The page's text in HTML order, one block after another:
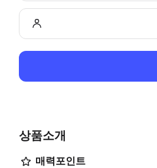
상품소개
매력포인트